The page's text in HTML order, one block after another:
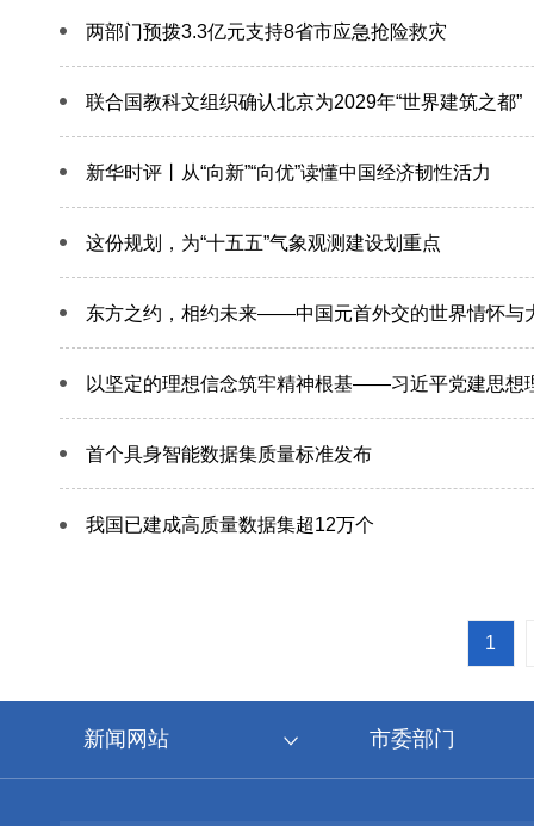
两部门预拨3.3亿元支持8省市应急抢险救灾
联合国教科文组织确认北京为2029年“世界建筑之都”
新华时评丨从“向新”“向优”读懂中国经济韧性活力
这份规划，为“十五五”气象观测建设划重点
东方之约，相约未来——中国元首外交的世界情怀与
以坚定的理想信念筑牢精神根基——习近平党建思想
首个具身智能数据集质量标准发布
我国已建成高质量数据集超12万个
1
新闻网站 市委部门